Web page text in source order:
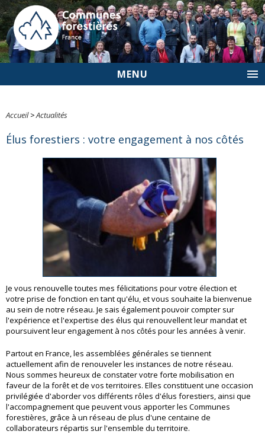
MENU
Accueil>Actualités
Élus forestiers : votre engagement à nos côtés
Je vous renouvelle toutes mes félicitations pour votre élection et
votre prise de fonction en tant qu'élu, et vous souhaite la bienvenue
au sein de notre réseau. Je sais également pouvoir compter sur
l'expérience et l'expertise des élus qui renouvellent leur mandat et
poursuivent leur engagement à nos côtés pour les années à venir.
Partout en France, les assemblées générales se tiennent
actuellement afin de renouveler les instances de notre réseau.
Nous sommes heureux de constater votre forte mobilisation en
faveur de la forêt et de vos territoires. Elles constituent une occasion
privilégiée d'aborder vos différents rôles d'élus forestiers, ainsi que
l'accompagnement que peuvent vous apporter les Communes
forestières, grâce à un réseau de plus d'une centaine de
collaborateurs répartis sur l'ensemble du territoire.